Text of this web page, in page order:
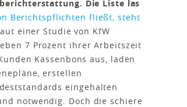
Die Liste las
Berichtspflichten fließt, steht
einer Studie von KfW
7 Prozent ihrer Arbeitszeit
Kassenbons aus, laden
erstellen
eingehalten
notwendig. Doch die schiere